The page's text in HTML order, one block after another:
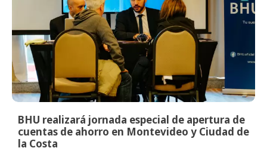
BHU realizará jornada especial de apertura de
cuentas de ahorro en Montevideo y Ciudad de
la Costa